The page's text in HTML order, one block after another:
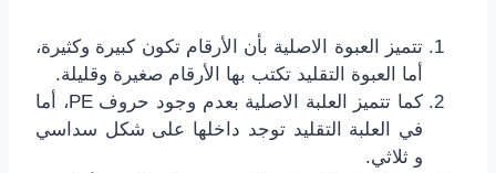
تتميز العبوة الاصلية بأن الأرقام تكون كبيرة وكثيرة،
أما العبوة التقليد تكتب بها الأرقام صغيرة وقليلة.
كما تتميز العلبة الاصلية بعدم وجود حروف PE، أما
في العلبة التقليد توجد داخلها على شكل سداسي
و ثلاثي.